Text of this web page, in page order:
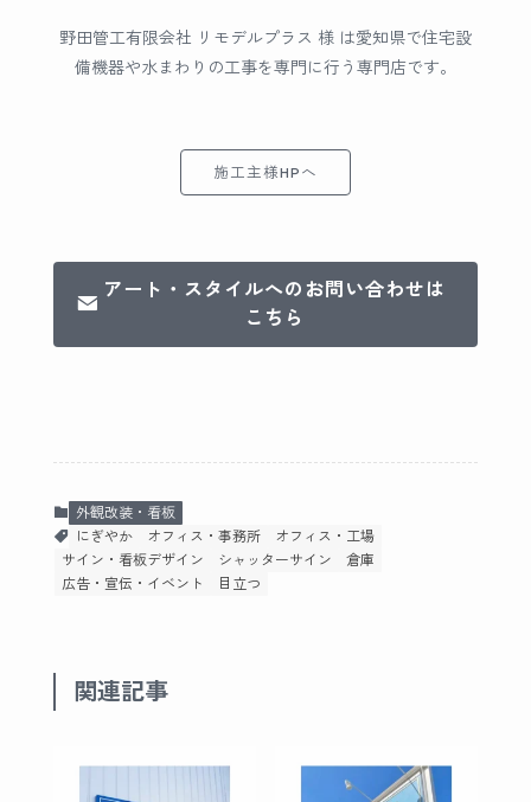
野田管工有限会社 リモデルプラス 様 は愛知県で住宅設
備機器や水まわりの工事を専門に行う専門店です。
施工主様HPへ
アート・スタイルへのお問い合わせは
こちら
外観改装・看板
にぎやか
オフィス・事務所
オフィス・工場
サイン・看板デザイン
シャッターサイン
倉庫
広告・宣伝・イベント
目立つ
関連記事